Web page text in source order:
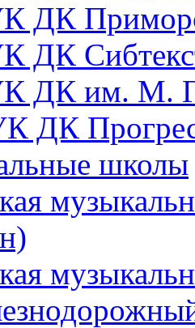
ДК
ДК
ДК им. М.
ДК
школы